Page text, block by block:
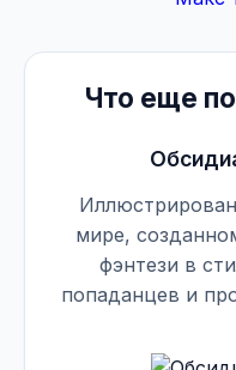
Что еще
мире,
фэнтези в
попаданцев и